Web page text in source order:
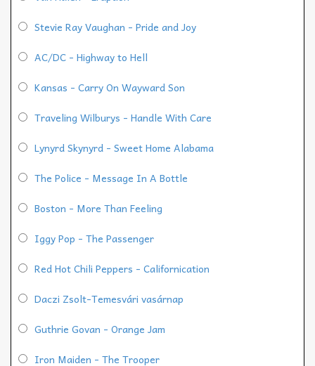
Stevie Ray Vaughan - Pride and Joy
AC/DC - Highway to Hell
Kansas - Carry On Wayward Son
Traveling Wilburys - Handle With Care
Lynyrd Skynyrd - Sweet Home Alabama
The Police - Message In A Bottle
Boston - More Than Feeling
Iggy Pop - The Passenger
Red Hot Chili Peppers - Californication
Daczi Zsolt-Temesvári vasárnap
Guthrie Govan - Orange Jam
Iron Maiden - The Trooper